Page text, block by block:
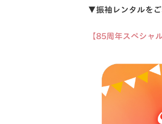
▼振袖レンタルをご
【85周年スペシャ